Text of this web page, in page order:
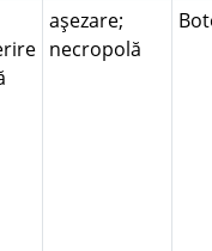
aşezare;
necropolă